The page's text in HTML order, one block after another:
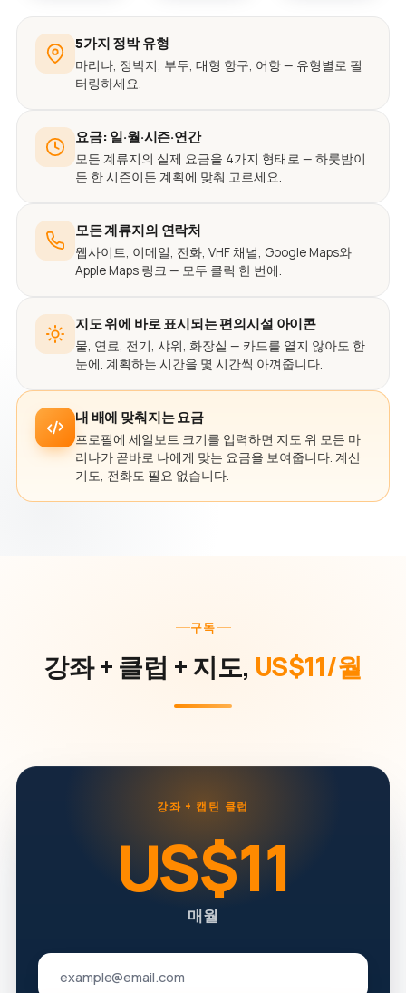
5가지 정박 유형
마리나, 정박지, 부두, 대형 항구, 어항 — 유형별로 필
터링하세요.
요금: 일·월·시즌·연간
모든 계류지의 실제 요금을 4가지 형태로 — 하룻밤이
든 한 시즌이든 계획에 맞춰 고르세요.
모든 계류지의 연락처
웹사이트, 이메일, 전화, VHF 채널, Google Maps와
Apple Maps 링크 — 모두 클릭 한 번에.
지도 위에 바로 표시되는 편의시설 아이콘
물, 연료, 전기, 샤워, 화장실 — 카드를 열지 않아도 한
눈에. 계획하는 시간을 몇 시간씩 아껴줍니다.
내 배에 맞춰지는 요금
프로필에 세일보트 크기를 입력하면 지도 위 모든 마
리나가 곧바로 나에게 맞는 요금을 보여줍니다. 계산
기도, 전화도 필요 없습니다.
구독
강좌 + 클럽 + 지도, US$11/월
강좌 + 캡틴 클럽
US$11
매월